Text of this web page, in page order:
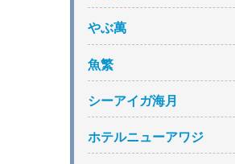
やぶ萬
魚繁
シーアイガ海月
ホテルニューアワジ